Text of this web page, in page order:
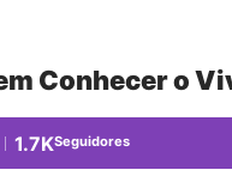
Conhecer o
1.7KSeguidores